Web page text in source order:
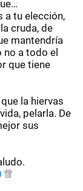
a tu elección,
cruda, de
mantendría
no a todo el
que tiene
la hiervas
pelarla. De
sus